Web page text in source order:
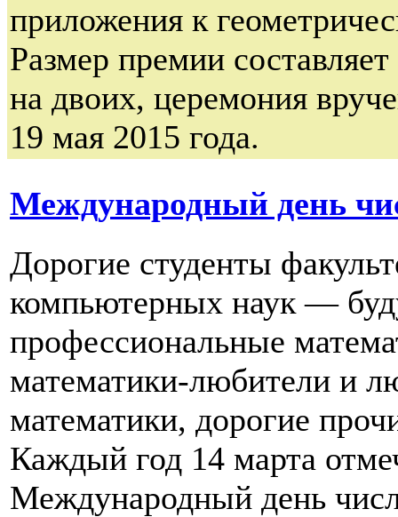
приложения к
Размер премии
на двоих, церемония
19 мая 2015 года.
Международный день
Дорогие студенты
компьютерных наук —
профессиональные
математики-любители и
математики, дорогие
Каждый год 14 марта
Международный день